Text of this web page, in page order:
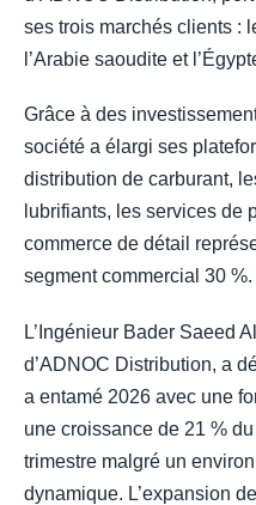
ses trois marchés clients :
l’Arabie saoudite et
Grâce à des
société a élargi ses
distribution de carburant,
lubrifiants, les services de
commerce de détail
segment commercial 30 %.
L’Ingénieur Bader Saeed
d’ADNOC Distribution, a
a entamé 2026 avec une
une croissance de 21 %
trimestre malgré un
dynamique. L’expansion